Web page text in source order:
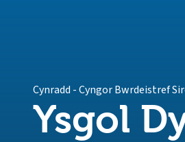
Cynradd -Cyngor Bwrdeistref
Ysgol